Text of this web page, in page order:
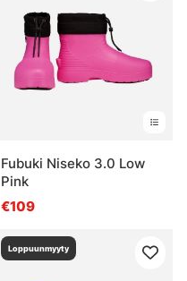
Fubuki Niseko 3.0 Low
Pink
€109
Loppuunmyyty